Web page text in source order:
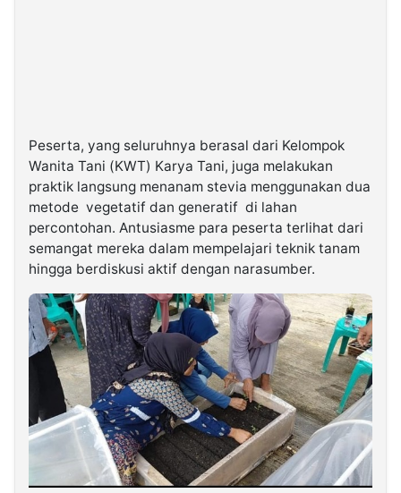
Peserta, yang seluruhnya berasal dari Kelompok
Wanita Tani (KWT) Karya Tani, juga melakukan
praktik langsung menanam stevia menggunakan dua
metode vegetatif dan generatif di lahan
percontohan. Antusiasme para peserta terlihat dari
semangat mereka dalam mempelajari teknik tanam
hingga berdiskusi aktif dengan narasumber.